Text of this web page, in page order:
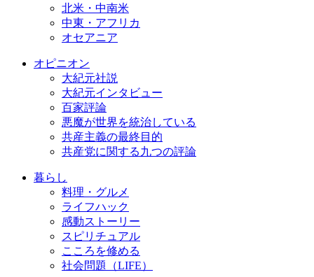
北米・中南米
中東・アフリカ
オセアニア
オピニオン
大紀元社説
大紀元インタビュー
百家評論
悪魔が世界を統治している
共産主義の最終目的
共産党に関する九つの評論
暮らし
料理・グルメ
ライフハック
感動ストーリー
スピリチュアル
こころを修める
社会問題（LIFE）